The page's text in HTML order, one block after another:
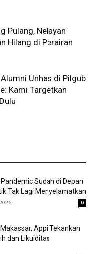
Pulang, Nelayan
Hilang di Perairan
Unhas di Pilgub
Kami Targetkan
Sudah di Depan
Tak Lagi Menyelamatkan
0
Appi Tekankan
dan Likuiditas